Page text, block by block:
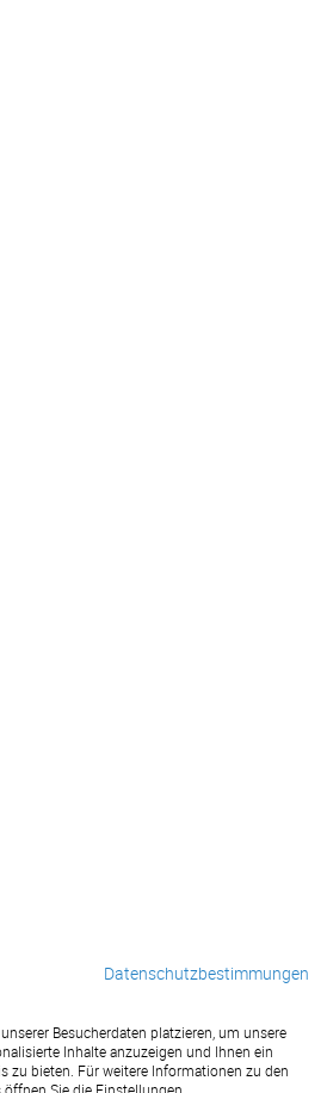
Datenschutzbestimmungen
Besucherdaten platzieren, um unsere
Inhalte anzuzeigen und Ihnen ein
zu bieten. Für weitere Informationen zu den